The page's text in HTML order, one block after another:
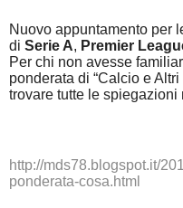
Nuovo appuntamento per
di Serie A, Premier
Per chi non avesse
ponderata di “Calcio e
trovare tutte le spiegazioni
http://mds78.blogspot.it/
ponderata-cosa.html